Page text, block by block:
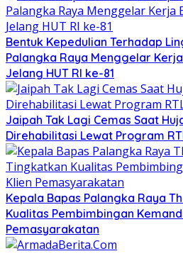
Bentuk Kepedulian Terhadap
Palangka Raya Menggelar
Jelang HUT RI ke-81
Jaipah Tak Lagi Cemas Saat
Direhabilitasi Lewat Program
Kepala Bapas Palangka Raya
Kualitas Pembimbingan
Pemasyarakatan